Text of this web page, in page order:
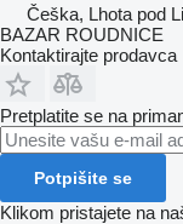
Češka, Lhota pod
BAZAR ROUDNICE
Kontaktirajte prodavca
Pretplatite se na
Potpišite se
Klikom pristajete na